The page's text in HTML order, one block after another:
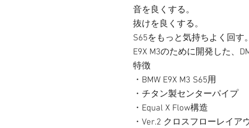
音を良くする。
抜けを良くする。
S65をもっと気持ちよく回す。
E9X M3のために開発した、
特徴
・BMW E9X M3 S65用
・チタン製センターパイプ
・Equal X Flow構造
・Ver.2 クロスフローレイア